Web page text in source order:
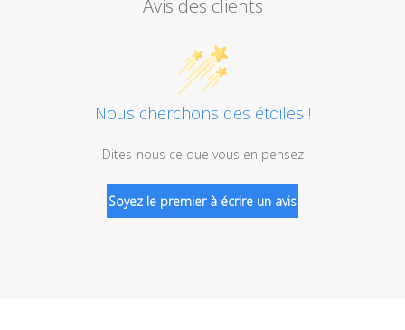
Avis des clients
Nous cherchons des étoiles !
Dites-nous ce que vous en pensez
Soyez le premier à écrire un avis